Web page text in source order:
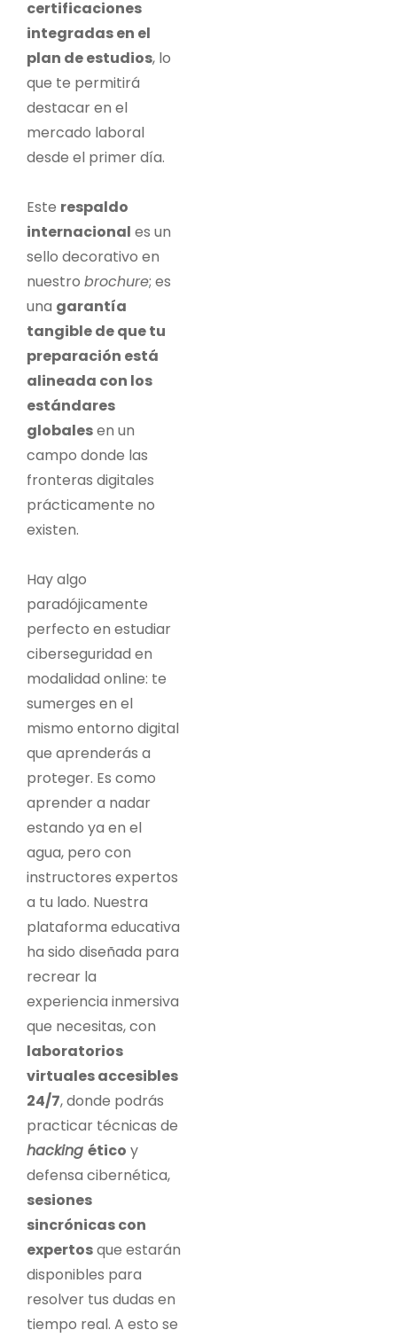
certificaciones
integradas en el
plan de estudios, lo
que te permitirá
destacar en el
mercado laboral
desde el primer día.
Este respaldo
internacional es un
sello decorativo en
nuestro brochure; es
una garantía
tangible de que tu
preparación está
alineada con los
estándares
globalesen un
campo donde las
fronteras digitales
prácticamente no
existen.
Hay algo
paradójicamente
perfecto en estudiar
ciberseguridad en
modalidad online: te
sumerges en el
mismo entorno digital
que aprenderás a
proteger. Es como
aprender a nadar
estando ya en el
agua, pero con
instructores expertos
a tu lado. Nuestra
plataforma educativa
ha sido diseñada para
recrear la
experiencia inmersiva
que necesitas, con
laboratorios
virtuales accesibles
24/7, donde podrás
practicar técnicas de
hacking ético y
defensa cibernética,
sesiones
sincrónicas con
expertosque estarán
disponibles para
resolver tus dudas en
tiempo real. A esto se